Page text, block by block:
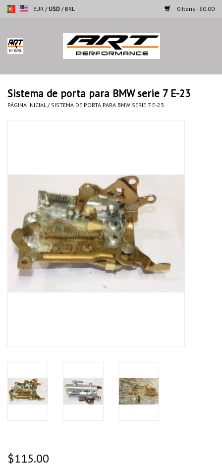
EUR / USD / BRL 0 Itens - $0.00
Página inicial
Motocicletas
Automoveis
Sistema de porta para BMW serie 7 E-23
PÁGINA INICIAL / SISTEMA DE PORTA PARA BMW SERIE 7 E-23
$115.00